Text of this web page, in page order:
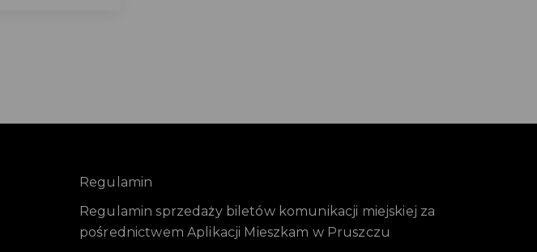
Regulamin
Regulamin sprzedaży biletów komunikacji miejskiej za
pośrednictwem Aplikacji Mieszkam w Pruszczu